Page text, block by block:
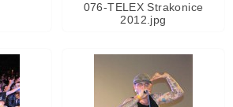
076-TELEX Strakonice
2012.jpg